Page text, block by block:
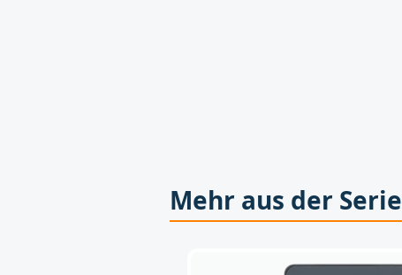
Mehr aus der Serie